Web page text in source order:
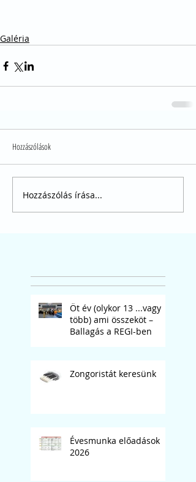
Galéria
Hozzászólások
Hozzászólás írása...
Öt év (olykor 13 ...vagy
több) ami összeköt –
Ballagás a REGI-ben
Zongoristát keresünk
Évesmunka előadások
2026